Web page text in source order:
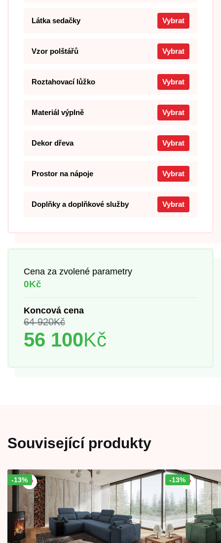
Látka sedačky Vybrat
Vzor polštářů Vybrat
Roztahovací lůžko Vybrat
Materiál výplně Vybrat
Dekor dřeva Vybrat
Prostor na nápoje Vybrat
Doplňky a doplňkové služby Vybrat
Cena za zvolené parametry
0Kč
Koncová cena
64 920Kč
56 100Kč
Související produkty
Sleva!
-13% Sleva!
-13%